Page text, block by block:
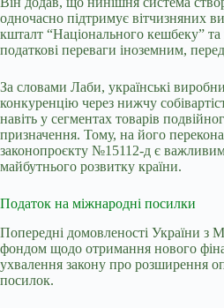
одночасно підтримує вітчизняних
кшталт “Національного кешбеку”
податкові переваги іноземним,
За словами Лаби, українські
конкуренцію через нижчу
навіть у сегментах товарів
призначення. Тому, на його
законопроєкту №15112-д є
майбутнього розвитку країни.
Податок на міжнародні посилки
Попередні домовленості України
фондом щодо отримання нового
ухвалення закону про розширення
посилок.